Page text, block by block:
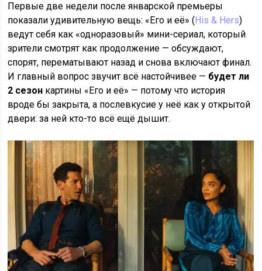
Первые две недели после январской премьеры
показали удивительную вещь: «Его и её» ( His & Hers)
ведут себя как «одноразовый» мини-сериал, который
зрители смотрят как продолжение — обсуждают,
спорят, перематывают назад и снова включают финал.
И главный вопрос звучит всё настойчивее — будет ли
2 сезон картины «Его и её» — потому что история
вроде бы закрыта, а послевкусие у неё как у открытой
двери: за ней кто-то всё ещё дышит.